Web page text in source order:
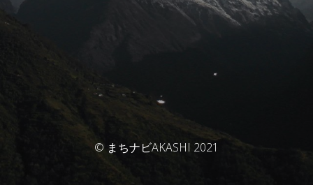
© まちナビAKASHI 2021